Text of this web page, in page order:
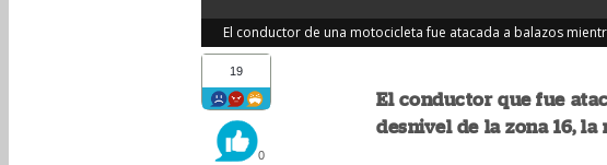
El conductor de una motocicleta fue atacada a balazos
19
0
El conductor que fue
desnivel de la zona 16, la